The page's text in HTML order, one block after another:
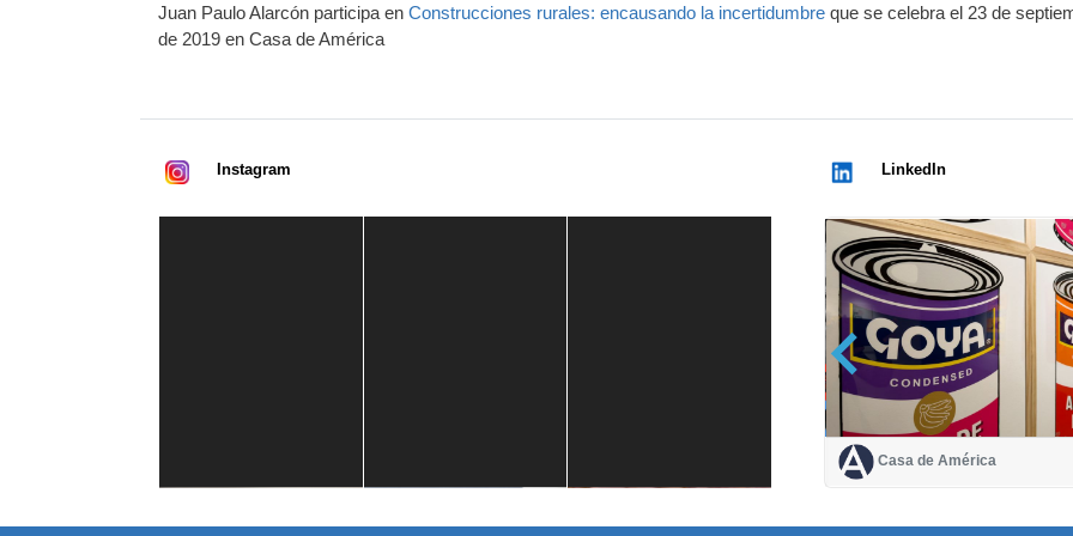
Juan Paulo Alarcón participa en Construcciones rurales: encausando la incertidumbre que se celebra el 23 de
de 2019 en Casa de América
Instagram LinkedIn
Casa de América